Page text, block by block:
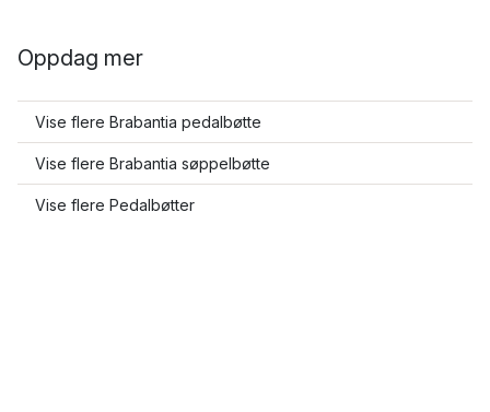
Oppdag mer
Vise flere Brabantia pedalbøtte
Vise flere Brabantia søppelbøtte
Vise flere Pedalbøtter